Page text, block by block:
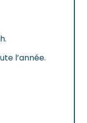
l’année.